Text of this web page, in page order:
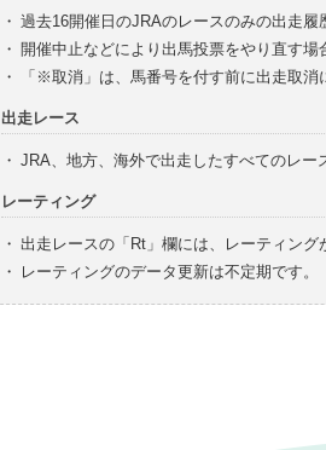
・ 過去16開催日のJRAのレースのみの出走履
・ 開催中止などにより出馬投票をやり直す場
・
「※取消」は、馬番号を付す前に出走取消
出走レース
・ JRA、地方、海外で出走したすべてのレー
レーティング
・ 出走レースの「Rt」欄には、レーティング
・
レーティングのデータ更新は不定期です。